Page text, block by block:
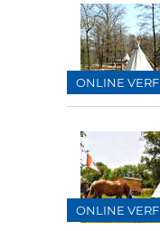
ONLINE VERF
ONLINE VERF